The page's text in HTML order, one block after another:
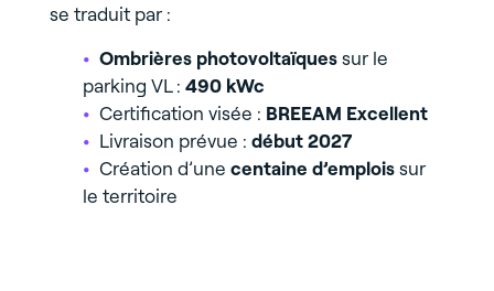
se traduit par :
Ombrières photovoltaïquessur le
parking VL : 490 kWc
Certification visée : BREEAM Excellent
Livraison prévue : début 2027
Création d’une centaine d’emploissur
le territoire